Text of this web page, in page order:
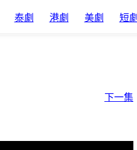
泰劇 港劇 美劇 短劇
下一集